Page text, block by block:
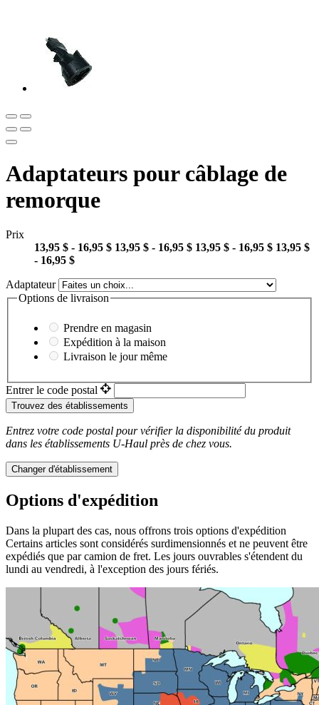
Adaptateurs pour câblage de
remorque
Prix
13,95 $ - 16,95 $ 13,95 $ - 16,95 $ 13,95 $ - 16,95 $ 13,95 $
- 16,95 $
Adaptateur
Options de livraison
Prendre en magasin
Expédition à la maison
Livraison le jour même
Entrer le code postal
Trouvez des établissements
Entrez votre code postal pour vérifier la disponibilité du produit
dans les établissements U-Haul près de chez vous.
Changer d'établissement
Options d'expédition
Dans la plupart des cas, nous offrons trois options d'expédition
Certains articles sont considérés surdimensionnés et ne peuvent être
expédiés que par camion de fret. Les jours ouvrables s'étendent du
lundi au vendredi, à l'exception des jours fériés.